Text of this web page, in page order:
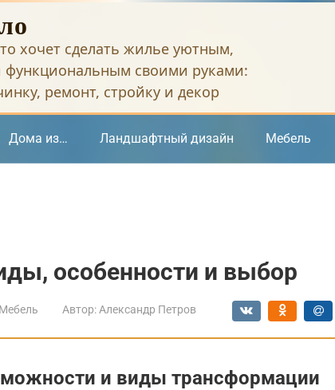
хочет сделать жилье уютным,
своими руками:
ремонт, стройку и декор
Дома из… Ландшафтный дизайн Мебель
особенности и выбор
Мебель Автор: Александр Петров
и виды трансформации